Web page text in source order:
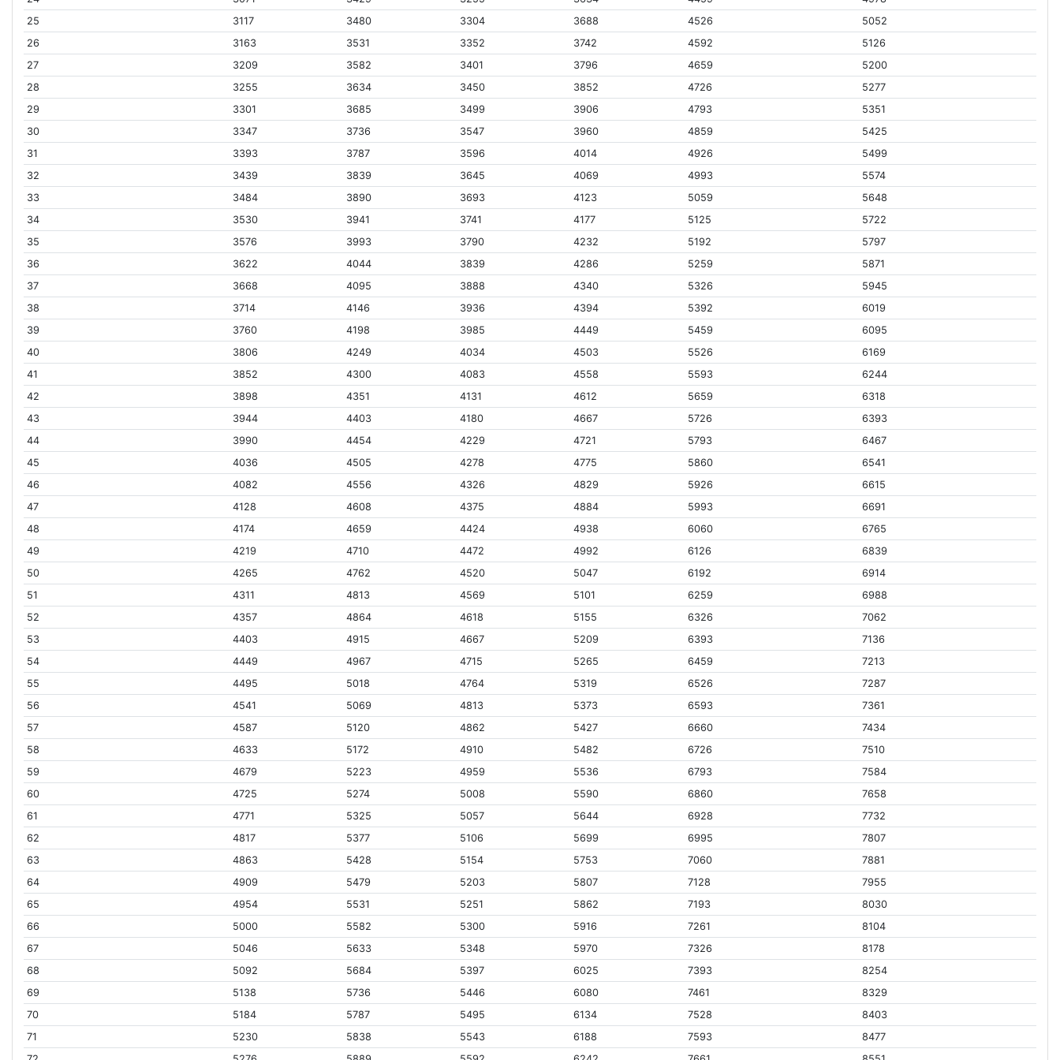
25
3117 3480 3304 3688 4526
5052
26
3163 3531 3352 3742 4592
5126
27
3209 3582 3401 3796 4659
5200
28
3255 3634 3450 3852 4726
5277
29
3301 3685 3499 3906 4793
5351
30
3347 3736 3547 3960 4859
5425
31
3393 3787 3596 4014 4926
5499
32
3439 3839 3645 4069 4993
5574
33
3484 3890 3693 4123 5059
5648
34
3530 3941 3741 4177 5125
5722
35
3576 3993 3790 4232 5192
5797
36
3622 4044 3839 4286 5259
5871
37
3668 4095 3888 4340 5326
5945
38
3714 4146 3936 4394 5392
6019
39
3760 4198 3985 4449 5459
6095
40
3806 4249 4034 4503 5526
6169
41
3852 4300 4083 4558 5593
6244
42
3898 4351 4131 4612 5659
6318
43
3944 4403 4180 4667 5726
6393
44
3990 4454 4229 4721 5793
6467
45
4036 4505 4278 4775 5860
6541
46
4082 4556 4326 4829 5926
6615
47
4128 4608 4375 4884 5993
6691
48
4174 4659 4424 4938 6060
6765
49
4219 4710 4472 4992 6126
6839
50
4265 4762 4520 5047 6192
6914
51
4311 4813 4569 5101 6259
6988
52
4357 4864 4618 5155 6326
7062
53
4403 4915 4667 5209 6393
7136
54
4449 4967 4715 5265 6459
7213
55
4495 5018 4764 5319 6526
7287
56
4541 5069 4813 5373 6593
7361
57
4587 5120 4862 5427 6660
7434
58
4633 5172 4910 5482 6726
7510
59
4679 5223 4959 5536 6793
7584
60
4725 5274 5008 5590 6860
7658
61
4771 5325 5057 5644 6928
7732
62
4817 5377 5106 5699 6995
7807
63
4863 5428 5154 5753 7060
7881
64
4909 5479 5203 5807 7128
7955
65
4954 5531 5251 5862 7193
8030
66
5000 5582 5300 5916 7261
8104
67
5046 5633 5348 5970 7326
8178
68
5092 5684 5397 6025 7393
8254
69
5138 5736 5446 6080 7461
8329
70
5184 5787 5495 6134 7528
8403
71
5230 5838 5543 6188 7593
8477